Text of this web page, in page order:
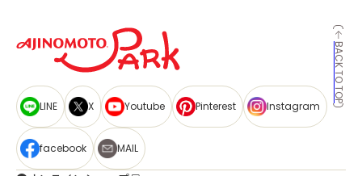
BACK TO TOP
LINE X Youtube Pinterest Instagram
facebook MAIL